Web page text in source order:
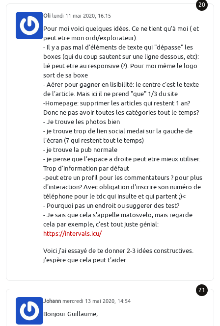
20
Oli lundi 11 mai 2020, 16:15
Pour moi voici quelques idées. Ce ne tient qu'à moi ( et
peut etre mon ordi/explorateur):
- Il y a pas mal d'éléments de texte qui "dépasse" les
boxes (qui du coup sautent sur une ligne dessous, etc):
lié peut etre au responsive (?). Pour moi même le logo
sort de sa boxe
- Aérer pour gagner en lisibilité: le centre c'est le texte
de l'article. Mais ici il ne prend "que" 1/3 du site
-Homepage: supprimer les articles qui restent 1 an?
Donc ne pas avoir toutes les catégories tout le temps?
- Je trouve les photos bien
- je trouve trop de lien social medai sur la gauche de
l'écran (7 qui restent tout le temps)
- je trouve la pub normale
- je pense que l'espace a droite peut etre mieux utiliser.
Trop d'information par défaut
-peut etre un profil pour les commentateurs ? pour plus
d'interaction? Avec obligation d'inscrire son numéro de
téléphone pour le tdc qui insulte et qui partent ;)<
- Pourquoi pas un endroit ou suggerer des test?
- Je sais que cela s'appelle matosvelo, mais regarde
cela par exemple, c'est tout juste génial:
https://intervals.icu/
Voici j'ai essayé de te donner 2-3 idées constructives.
j'espère que cela peut t'aider
21
Johann mercredi 13 mai 2020, 14:54
Bonjour Guillaume,